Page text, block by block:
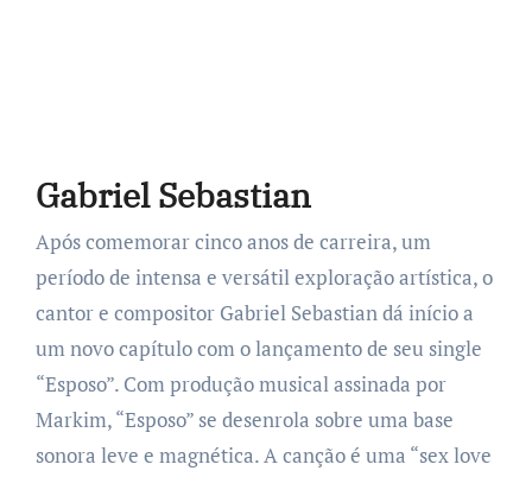
Gabriel Sebastian
Após comemorar cinco anos de carreira, um
período de intensa e versátil exploração artística, o
cantor e compositor Gabriel Sebastian dá início a
um novo capítulo com o lançamento de seu single
“Esposo”. Com produção musical assinada por
Markim, “Esposo” se desenrola sobre uma base
sonora leve e magnética. A canção é uma “sex love